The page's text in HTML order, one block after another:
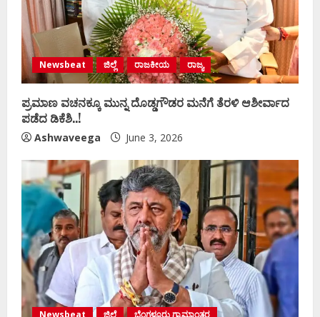
Newsbeat ಜಿಲ್ಲೆ ರಾಜಕೀಯ ರಾಜ್ಯ
ಪ್ರಮಾಣ ವಚನಕ್ಕೂ ಮುನ್ನ ದೊಡ್ಡಗೌಡರ ಮನೆಗೆ ತೆರಳಿ ಆಶೀರ್ವಾದ
ಪಡೆದ ಡಿಕೆಶಿ..!
Ashwaveega June 3, 2026